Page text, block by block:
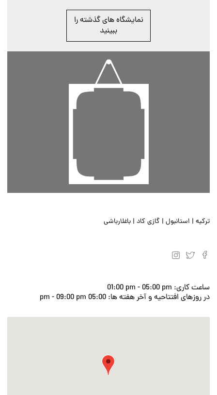
نمایشگاه های گذشته را
ببینید
ترکیه | استانبول | گازی کاد | باغلارباشی
ساعت کاری: 01:00 pm - 05:00 pm
در روزهای افتتاحیه و آخر هفته ها: 05:00 pm - 09:00 pm